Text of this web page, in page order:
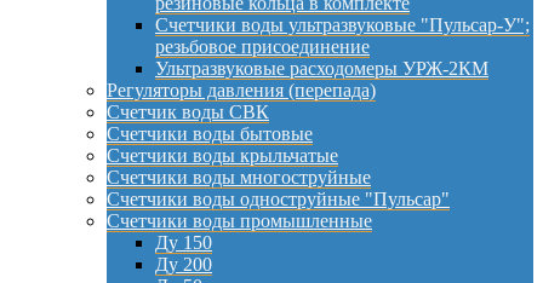
Счетчики воды ультразвуковые "Пульсар-У";
резьбовое присоединение
Ультразвуковые расходомеры УРЖ-2КМ
Регуляторы давления (перепада)
Счетчик воды СВК
Счетчики воды бытовые
Счетчики воды крыльчатые
Счетчики воды многоструйные
Счетчики воды одноструйные "Пульсар"
Счетчики воды промышленные
Ду 150
Ду 200